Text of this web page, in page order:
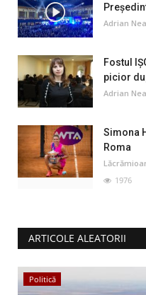
Adrian
Fostul
picior
Adrian
Simona
Roma
1976
ARTICOLE ALEATORII
Politică